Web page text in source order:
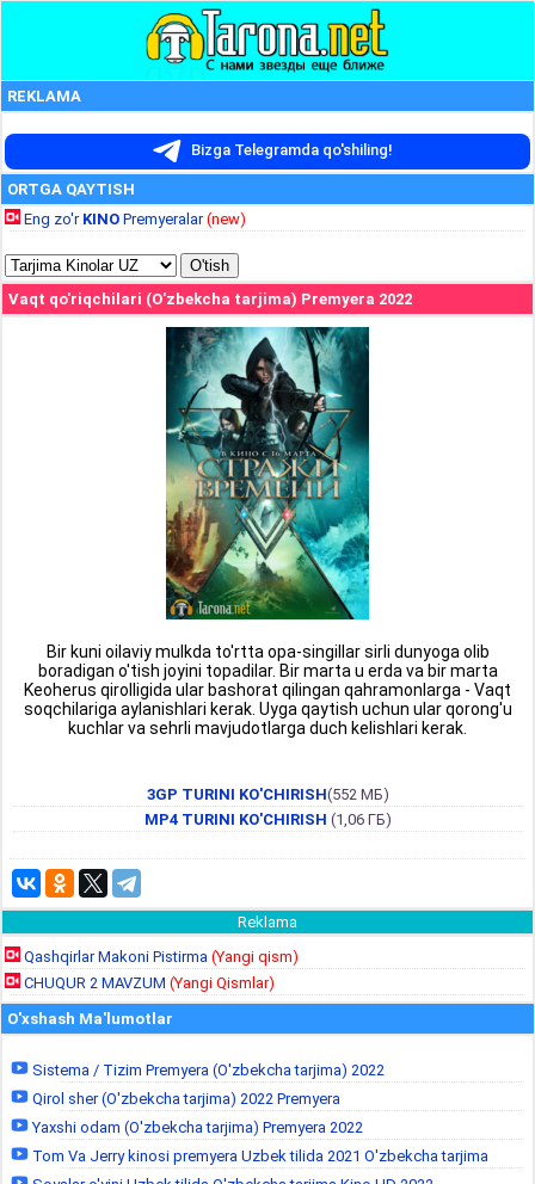
REKLAMA
Bizga Telegramda qo'shiling!
ORTGA QAYTISH
Eng zo'r KINO Premyeralar(new)
Vaqt qo'riqchilari (O'zbekcha tarjima) Premyera 2022
Bir kuni oilaviy mulkda to'rtta opa-singillar sirli dunyoga olib
boradigan o'tish joyini topadilar. Bir marta u erda va bir marta
Keoherus qirolligida ular bashorat qilingan qahramonlarga - Vaqt
soqchilariga aylanishlari kerak. Uyga qaytish uchun ular qorong'u
kuchlar va sehrli mavjudotlarga duch kelishlari kerak.
3GP TURINI KO'CHIRISH(552 МБ)
MP4 TURINI KO'CHIRISH (1,06 ГБ)
Reklama
Qashqirlar Makoni Pistirma (Yangi qism)
CHUQUR 2 MAVZUM (Yangi Qismlar)
O'xshash Ma'lumotlar
Sistema / Tizim Premyera (O'zbekcha tarjima) 2022
Qirol sher (O'zbekcha tarjima) 2022 Premyera
Yaxshi odam (O'zbekcha tarjima) Premyera 2022
Tom Va Jerry kinosi premyera Uzbek tilida 2021 O'zbekcha tarjima